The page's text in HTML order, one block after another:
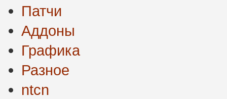
Патчи
Аддоны
Графика
Разное
ntcn